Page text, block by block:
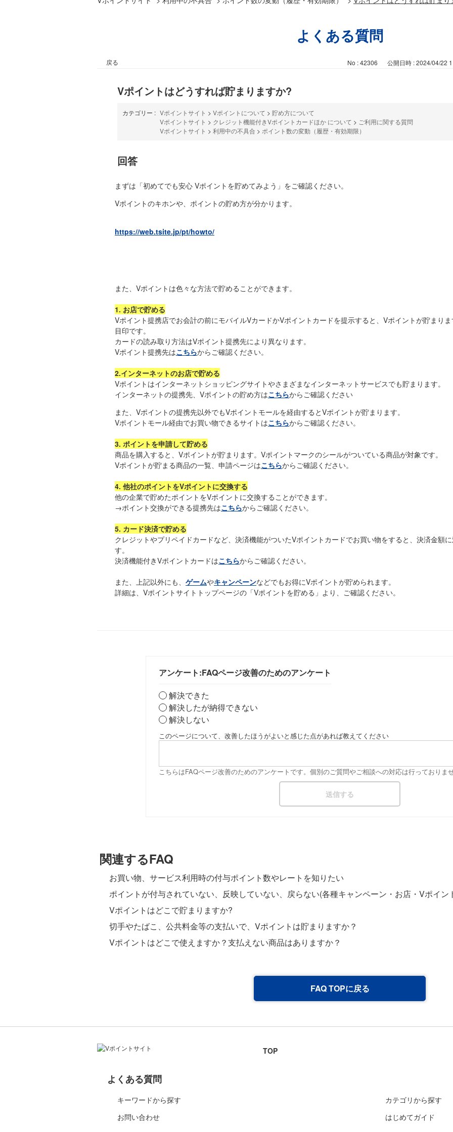
よくある質問
戻る No : 42306 公開日時 : 2024/04/22
Vポイントはどうすれば貯まりますか?
カテゴリー : Vポイントサイト > Vポイントについて > 貯め方について
Vポイントサイト > クレジット機能付きVポイントカードほか について > ご利用に関する質問
Vポイントサイト > 利用中の不具合 > ポイント数の変動（履歴・有効期限）
回答
まずは「初めてでも安心 Vポイントを貯めてみよう」をご確認ください。
Vポイントのキホンや、ポイントの貯め方が分かります。
https://web.tsite.jp/pt/howto/
また、Vポイントは色々な方法で貯めることができます。
1. お店で貯める
Vポイント提携店でお会計の前にモバイルVカードかVポイントカードを提示すると、Vポイントが貯まり
目印です。
カードの読み取り方法はVポイント提携先により異なります。
Vポイント提携先はこちらからご確認ください。
2.インターネットのお店で貯める
Vポイントはインターネットショッピングサイトやさまざまなインターネットサービスでも貯まります。
インターネットの提携先、Vポイントの貯め方はこちらからご確認ください
また、Vポイントの提携先以外でもVポイントモールを経由するとVポイントが貯まります。
Vポイントモール経由でお買い物できるサイトはこちらからご確認ください。
3. ポイントを申請して貯める
商品を購入すると、Vポイントが貯まります。Vポイントマークのシールがついている商品が対象です。
Vポイントが貯まる商品の一覧、申請ページはこちらからご確認ください。
4. 他社のポイントをVポイントに交換する
他の企業で貯めたポイントをVポイントに交換することができます。
→ポイント交換ができる提携先はこちらからご確認ください。
5. カード決済で貯める
クレジットやプリペイドカードなど、決済機能がついたVポイントカードでお買い物をすると、決済金額
す。
決済機能付きVポイントカードはこちらからご確認ください。
また、上記以外にも、 ゲームやキャンペーンなどでもお得にVポイントが貯められます。
詳細は、Vポイントサイトトップページの「Vポイントを貯める」より、ご確認ください。
アンケート:FAQページ改善のためのアンケート
解決できた
解決したが納得できない
解決しない
このページについて、改善したほうがよいと感じた点があれば教えてください
こちらはFAQページ改善のためのアンケートです。個別のご質問やご相談への対応は行っておりま
関連するFAQ
お買い物、サービス利用時の付与ポイント数やレートを知りたい
ポイントが付与されていない、反映していない、戻らない(各種キャンペーン・お店・Vポイン
Vポイントはどこで貯まりますか?
切手やたばこ、公共料金等の支払いで、Vポイントは貯まりますか？
Vポイントはどこで使えますか？支払えない商品はありますか？
FAQ TOPに戻る
TOP
よくある質問
キーワードから探す
カテゴリから探す
お問い合わせ
はじめてガイド